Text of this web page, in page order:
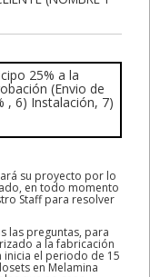
25% a la
(Envio de
, 6) Instalación, 7)
su proyecto por lo
en todo momento
Staff para resolver
las preguntas, para
a la fabricación
el periodo de 15
en Melamina